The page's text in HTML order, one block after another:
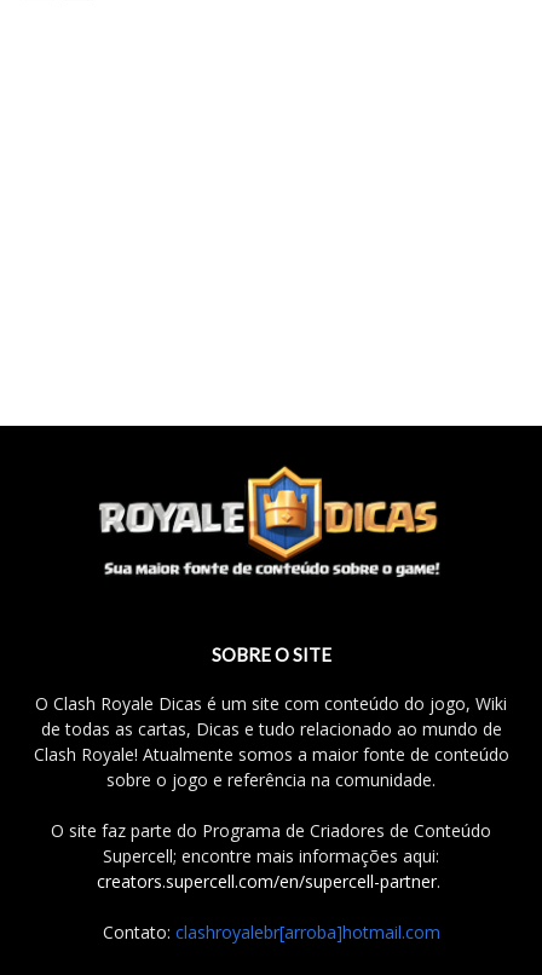
SOBRE O SITE
O Clash Royale Dicas é um site com conteúdo do jogo, Wiki
de todas as cartas, Dicas e tudo relacionado ao mundo de
Clash Royale! Atualmente somos a maior fonte de conteúdo
sobre o jogo e referência na comunidade.
O site faz parte do Programa de Criadores de Conteúdo
Supercell; encontre mais informações aqui:
creators.supercell.com/en/supercell-partner.
Contato: clashroyalebr[arroba]hotmail.com